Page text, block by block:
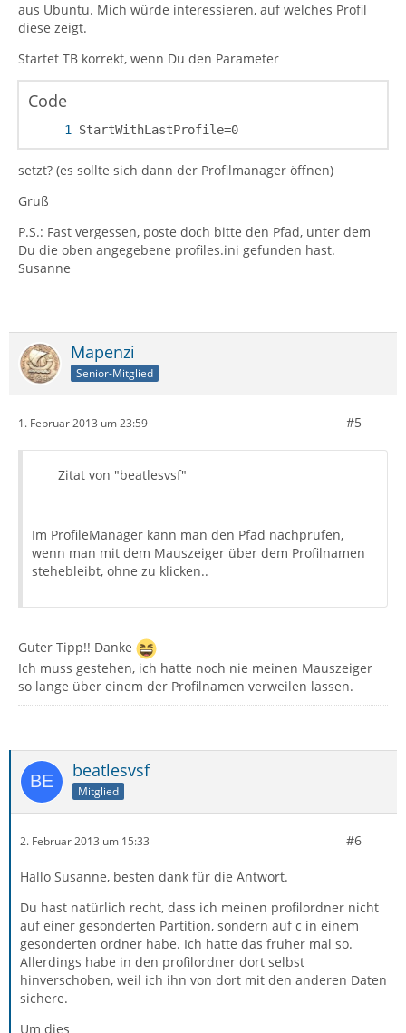
aus Ubuntu. Mich würde interessieren, auf welches Profil
diese zeigt.
Startet TB korrekt, wenn Du den Parameter
Code
StartWithLastProfile=0
setzt? (es sollte sich dann der Profilmanager öffnen)
Gruß
P.S.: Fast vergessen, poste doch bitte den Pfad, unter dem
Du die oben angegebene profiles.ini gefunden hast.
Susanne
Mapenzi
Senior-Mitglied
1. Februar 2013 um 23:59 #5
Zitat von "beatlesvsf"
Im ProfileManager kann man den Pfad nachprüfen,
wenn man mit dem Mauszeiger über dem Profilnamen
stehebleibt, ohne zu klicken..
Guter Tipp!! Danke
Ich muss gestehen, ich hatte noch nie meinen Mauszeiger
so lange über einem der Profilnamen verweilen lassen.
beatlesvsf
Mitglied
2. Februar 2013 um 15:33 #6
Hallo Susanne, besten dank für die Antwort.
Du hast natürlich recht, dass ich meinen profilordner nicht
auf einer gesonderten Partition, sondern auf c in einem
gesonderten ordner habe. Ich hatte das früher mal so.
Allerdings habe in den profilordner dort selbst
hinverschoben, weil ich ihn von dort mit den anderen Daten
sichere.
Um dies